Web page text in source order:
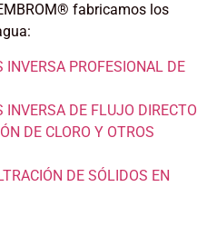
fabricamos los
INVERSA PROFESIONAL DE
INVERSA DE FLUJO DIRECTO
DE CLORO Y OTROS
DE SÓLIDOS EN